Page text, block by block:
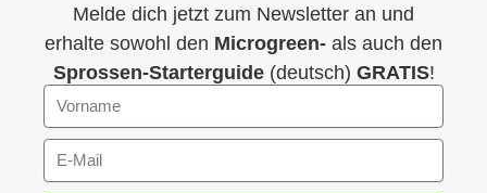
Melde dich jetzt zum Newsletter an und
erhalte sowohl den Microgreen- als auch den
Sprossen-Starterguide(deutsch) GRATIS!